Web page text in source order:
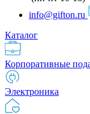
info@gifton.ru
Каталог
Корпоративные
Электроника